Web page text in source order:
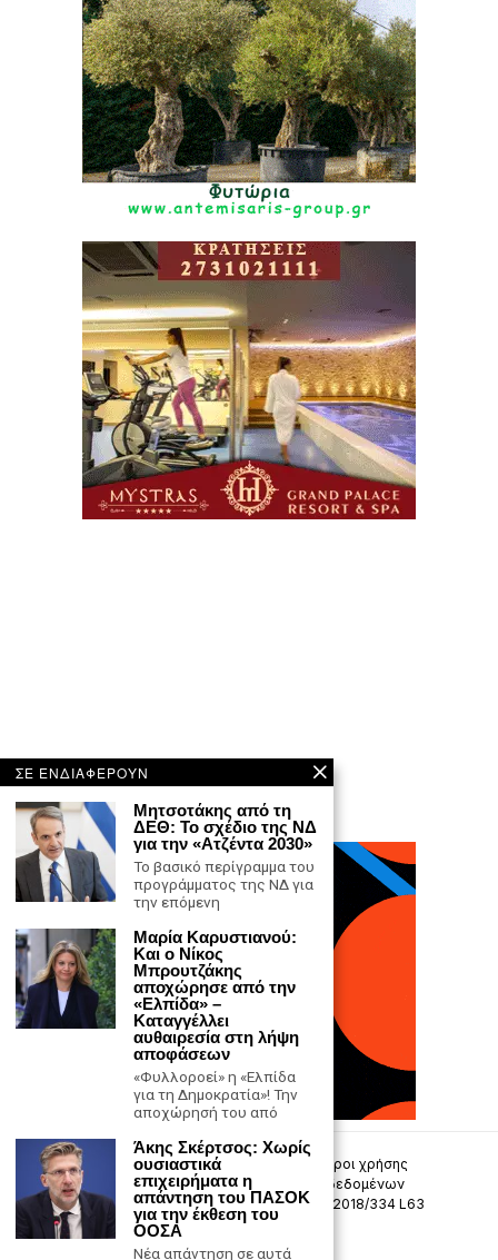
Επικοινωνία Πολιτική Απορρήτου
Όροι χρήσης
Πολιτική προστασίας προσωπικών δεδομένων
Δήλωση συμμόρφωσης -σύσταση (ΕΕ) 2018/334 L63
Μ.Η.Τ. 242033
ΣΕ ΕΝΔΙΑΦΕΡΟΥΝ
Μητσοτάκης από τη
ΔΕΘ: Το σχέδιο της ΝΔ
για την «Ατζέντα 2030»
Το βασικό περίγραμμα του
προγράμματος της ΝΔ για
την επόμενη
Μαρία Καρυστιανού:
Και ο Νίκος
Μπρουτζάκης
αποχώρησε από την
«Ελπίδα» –
Καταγγέλλει
αυθαιρεσία στη λήψη
αποφάσεων
«Φυλλοροεί» η «Ελπίδα
για τη Δημοκρατία»! Την
αποχώρησή του από
Άκης Σκέρτσος: Χωρίς
ουσιαστικά
επιχειρήματα η
απάντηση του ΠΑΣΟΚ
για την έκθεση του
ΟΟΣΑ
Νέα απάντηση σε αυτά